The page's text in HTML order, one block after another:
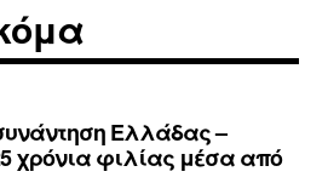
Ελλάδας –
χρόνια φιλίας μέσα από